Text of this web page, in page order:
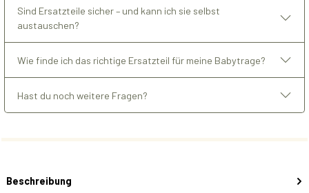
Sind Ersatzteile sicher – und kann ich sie selbst
austauschen?
Wie finde ich das richtige Ersatzteil für meine Babytrage?
Hast du noch weitere Fragen?
Beschreibung